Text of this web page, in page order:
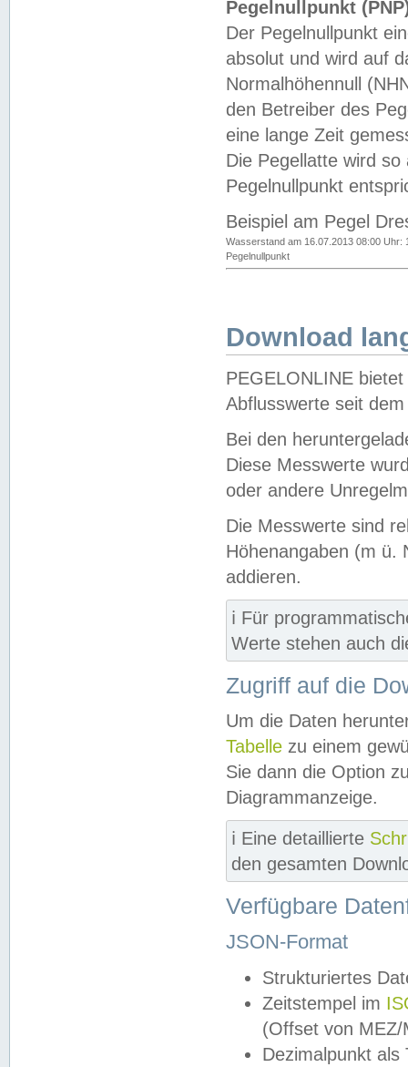
Pegelnullpunkt
Der Pegelnullpunkt
absolut und wird auf
Normalhöhennull
den Betreiber des
eine lange Zeit
Die Pegellatte wird
Pegelnullpunkt
Beispiel am Pegel
Wasserstand am 16.07.2013 08:00 Uhr:
Pegelnullpunkt
Download
PEGELONLINE
Abflusswerte seit
Bei den
Diese Messwerte
oder andere
Die Messwerte sind
Höhenangaben (m ü.
addieren.
ℹ️ Für
Werte stehen auch
Zugriff auf die
Um die Daten
Tabelle zu einem
Sie dann die Option
Diagrammanzeige.
ℹ️ Eine detaillierte
den gesamten
Verfügbare
JSON-Format
Strukturiertes
Zeitstempel im
(Offset von MEZ/
Dezimalpunkt als